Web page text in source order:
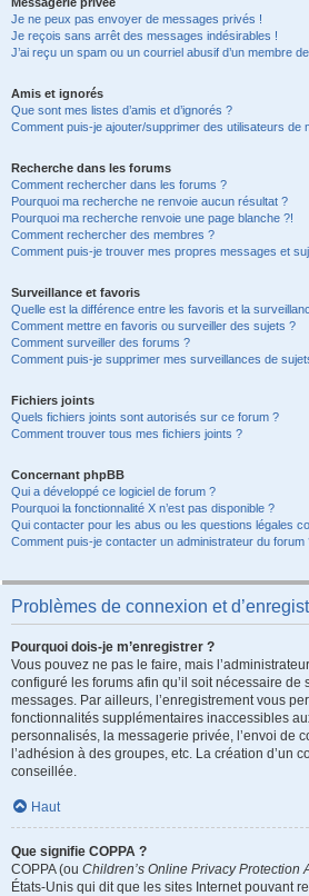
Je ne peux pas envoyer de messages privés !
Je reçois sans arrêt des messages indésirables !
J’ai reçu un spam ou un courriel abusif d’un membre
Amis et ignorés
Que sont mes listes d’amis et d’ignorés ?
Comment puis-je ajouter/supprimer des utilisateurs de
Recherche dans les forums
Comment rechercher dans les forums ?
Pourquoi ma recherche ne renvoie aucun résultat ?
Pourquoi ma recherche renvoie une page blanche ?!
Comment rechercher des membres ?
Comment puis-je trouver mes propres messages et
Surveillance et favoris
Quelle est la différence entre les favoris et la
Comment mettre en favoris ou surveiller des sujets ?
Comment surveiller des forums ?
Comment puis-je supprimer mes surveillances de
Fichiers joints
Quels fichiers joints sont autorisés sur ce forum ?
Comment trouver tous mes fichiers joints ?
Concernant phpBB
Qui a développé ce logiciel de forum ?
Pourquoi la fonctionnalité X n’est pas disponible ?
Qui contacter pour les abus ou les questions légales
Comment puis-je contacter un administrateur du forum
Problèmes de connexion et
Pourquoi dois-je m’enregistrer ?
Vous pouvez ne pas le faire, mais
configuré les forums afin qu’il soit nécessaire de
messages. Par ailleurs, l’enregistrement vous
fonctionnalités supplémentaires inaccessibles
personnalisés, la messagerie privée, l’envoi de
l’adhésion à des groupes, etc. La création d’un
conseillée.
Haut
Que signifie COPPA ?
COPPA (ou Children’s Online Privacy Protection
États-Unis qui dit que les sites Internet pouvant